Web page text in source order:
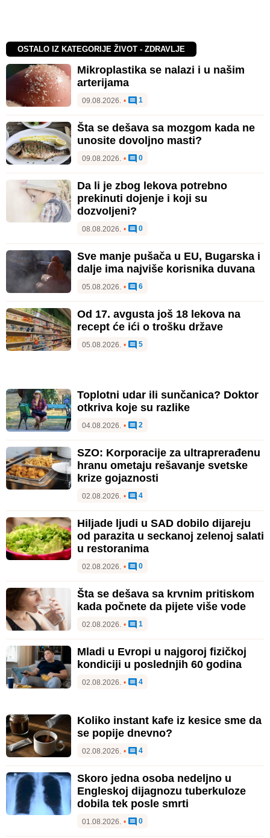
OSTALO IZ KATEGORIJE ŽIVOT - ZDRAVLJE
Mikroplastika se nalazi i u našim
arterijama
09.08.2026. • 1
Šta se dešava sa mozgom kada ne
unosite dovoljno masti?
09.08.2026. • 0
Da li je zbog lekova potrebno
prekinuti dojenje i koji su
dozvoljeni?
08.08.2026. • 0
Sve manje pušača u EU, Bugarska i
dalje ima najviše korisnika duvana
05.08.2026. • 6
Od 17. avgusta još 18 lekova na
recept će ići o trošku države
05.08.2026. • 5
Toplotni udar ili sunčanica? Doktor
otkriva koje su razlike
04.08.2026. • 2
SZO: Korporacije za ultraprerađenu
hranu ometaju rešavanje svetske
krize gojaznosti
02.08.2026. • 4
Hiljade ljudi u SAD dobilo dijareju
od parazita u seckanoj zelenoj salati
u restoranima
02.08.2026. • 0
Šta se dešava sa krvnim pritiskom
kada počnete da pijete više vode
02.08.2026. • 1
Mladi u Evropi u najgoroj fizičkoj
kondiciji u poslednjih 60 godina
02.08.2026. • 4
Koliko instant kafe iz kesice sme da
se popije dnevno?
02.08.2026. • 4
Skoro jedna osoba nedeljno u
Engleskoj dijagnozu tuberkuloze
dobila tek posle smrti
01.08.2026. • 0